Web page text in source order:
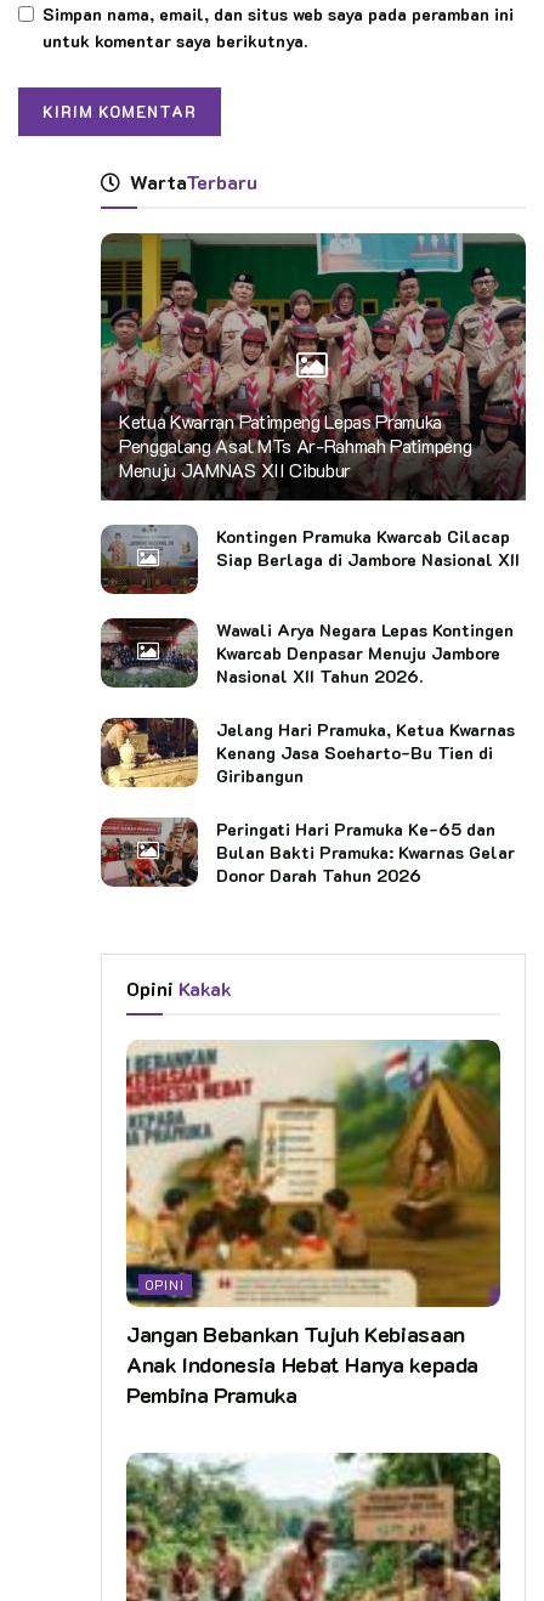
Simpan nama, email, dan situs web saya pada peramban ini
untuk komentar saya berikutnya.
WartaTerbaru
Ketua Kwarran Patimpeng Lepas Pramuka
Penggalang Asal MTs Ar-Rahmah Patimpeng
Menuju JAMNAS XII Cibubur
Kontingen Pramuka Kwarcab Cilacap
Siap Berlaga di Jambore Nasional XII
Wawali Arya Negara Lepas Kontingen
Kwarcab Denpasar Menuju Jambore
Nasional XII Tahun 2026.
Jelang Hari Pramuka, Ketua Kwarnas
Kenang Jasa Soeharto-Bu Tien di
Giribangun
Peringati Hari Pramuka Ke-65 dan
Bulan Bakti Pramuka: Kwarnas Gelar
Donor Darah Tahun 2026
Opini Kakak
OPINI
Jangan Bebankan Tujuh Kebiasaan
Anak Indonesia Hebat Hanya kepada
Pembina Pramuka